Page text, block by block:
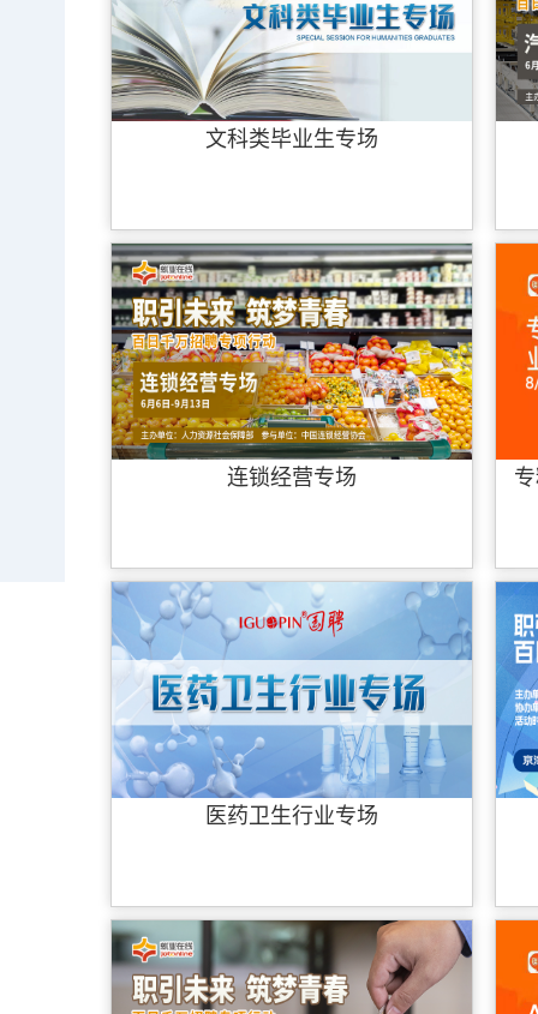
文科类毕业生专场
连锁经营专场
医药卫生行业专场